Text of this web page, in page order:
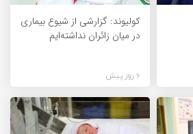
کولیوند: گزارشی از شیوع بیماری
در میان زائران نداشته‌ایم
6 روز پیش